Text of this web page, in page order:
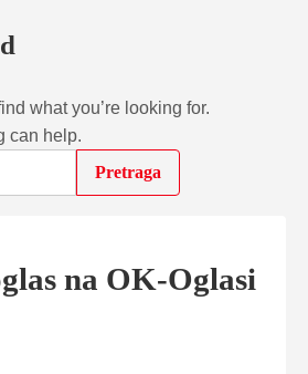
what you’re looking for.
can help.
na OK-Oglasi